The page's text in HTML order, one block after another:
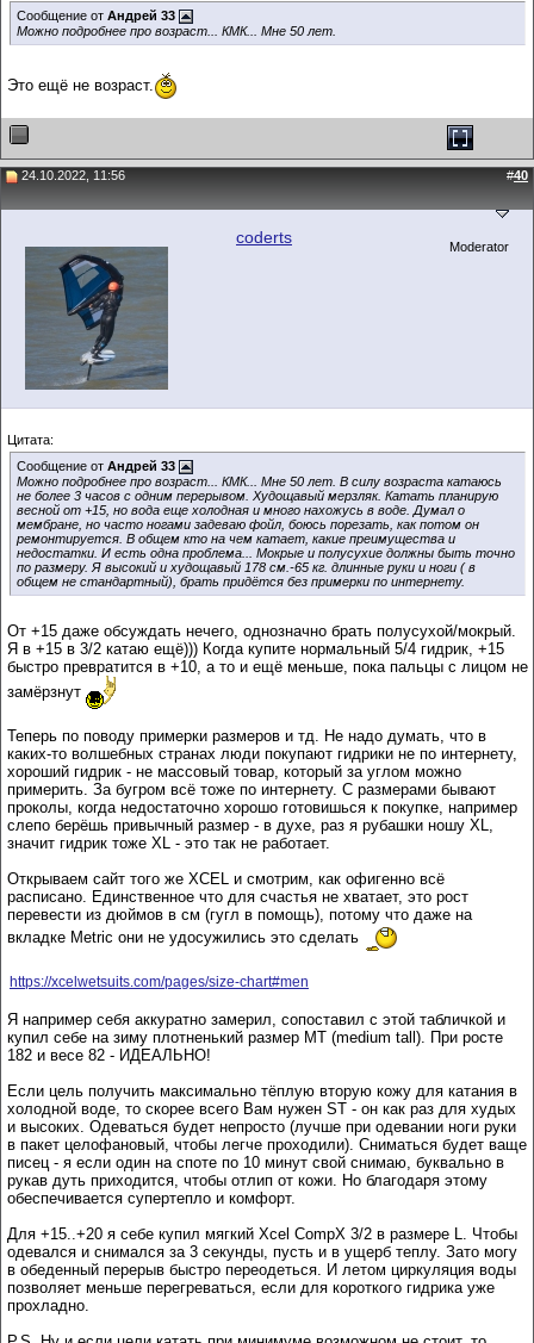
Сообщение от Андрей 33
Можно подробнее про возраст... КМК... Мне 50 лет.
Это ещё не возраст.
24.10.2022, 11:56 #40
coderts Moderator
Цитата:
Сообщение от Андрей 33
Можно подробнее про возраст... КМК... Мне 50 лет. В силу возраста катаюсь
не более 3 часов с одним перерывом. Худощавый мерзляк. Катать планирую
весной от +15, но вода еще холодная и много нахожусь в воде. Думал о
мембране, но часто ногами задеваю фойл, боюсь порезать, как потом он
ремонтируется. В общем кто на чем катает, какие преимущества и
недостатки. И есть одна проблема... Мокрые и полусухие должны быть точно
по размеру. Я высокий и худощавый 178 см.-65 кг. длинные руки и ноги ( в
общем не стандартный), брать придётся без примерки по интернету.
От +15 даже обсуждать нечего, однозначно брать полусухой/мокрый.
Я в +15 в 3/2 катаю ещё))) Когда купите нормальный 5/4 гидрик, +15
быстро превратится в +10, а то и ещё меньше, пока пальцы с лицом не
замёрзнут
Теперь по поводу примерки размеров и тд. Не надо думать, что в
каких-то волшебных странах люди покупают гидрики не по интернету,
хороший гидрик - не массовый товар, который за углом можно
примерить. За бугром всё тоже по интернету. С размерами бывают
проколы, когда недостаточно хорошо готовишься к покупке, например
слепо берёшь привычный размер - в духе, раз я рубашки ношу XL,
значит гидрик тоже XL - это так не работает.
Открываем сайт того же XCEL и смотрим, как офигенно всё
расписано. Единственное что для счастья не хватает, это рост
перевести из дюймов в см (гугл в помощь), потому что даже на
вкладке Metric они не удосужились это сделать
https://xcelwetsuits.com/pages/size-chart#men
Я например себя аккуратно замерил, сопоставил с этой табличкой и
купил себе на зиму плотненький размер MT (medium tall). При росте
182 и весе 82 - ИДЕАЛЬНО!
Если цель получить максимально тёплую вторую кожу для катания в
холодной воде, то скорее всего Вам нужен ST - он как раз для худых
и высоких. Одеваться будет непросто (лучше при одевании ноги руки
в пакет целофановый, чтобы легче проходили). Сниматься будет ваще
писец - я если один на споте по 10 минут свой снимаю, буквально в
рукав дуть приходится, чтобы отлип от кожи. Но благодаря этому
обеспечивается супертепло и комфорт.
Для +15..+20 я себе купил мягкий Xcel CompX 3/2 в размере L. Чтобы
одевался и снимался за 3 секунды, пусть и в ущерб теплу. Зато могу
в обеденный перерыв быстро переодеться. И летом циркуляция воды
позволяет меньше перегреваться, если для короткого гидрика уже
прохладно.